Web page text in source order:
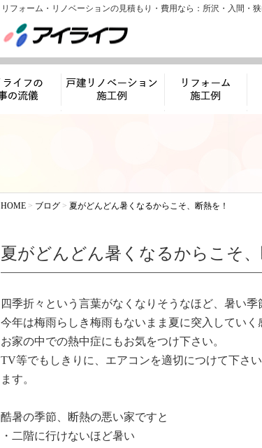
リフォーム・リノベーションの見積もり・費用なら：所沢・入間・
HOME> ブログ> 夏がどんどん暑くなるからこそ、断熱を！
夏がどんどん暑くなるからこそ、
四季折々という言葉がなくなりそうなほど、暑い季
今年は梅雨らしき梅雨もないまま夏に突入していく
お家の中での熱中症にもお気をつけ下さい。
TV等でもしきりに、エアコンを適切につけて下さ
ます。
酷暑の季節、断熱の悪い家ですと
・二階に行けないほど暑い